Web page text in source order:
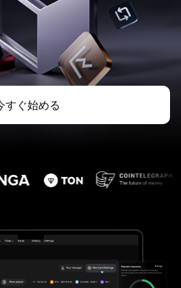
すぐ始める